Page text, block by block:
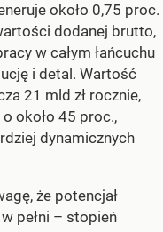
około 0,75 proc.
dodanej brutto,
w całym łańcuchu
i detal. Wartość
21 mld zł rocznie,
około 45 proc.,
dynamicznych
że potencjał
pełni – stopień